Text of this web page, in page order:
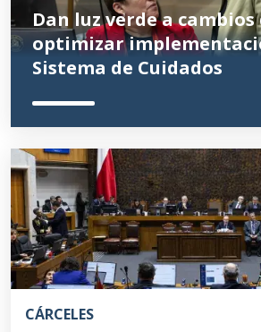
Dan luz verde a cambios
optimizar
Sistema de Cuidados
CÁRCELES